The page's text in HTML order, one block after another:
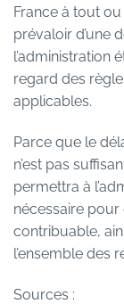
France à tout
prévaloir d’une
l’administration
regard des
applicables.
Parce que le
n’est pas
permettra à
nécessaire
contribuable,
l’ensemble des
Sources :